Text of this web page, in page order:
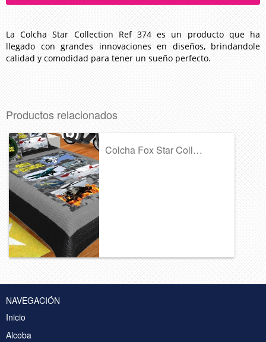
La Colcha Star Collection Ref 374 es un producto que ha
llegado con grandes innovaciones en diseños, brindandole
calidad y comodidad para tener un sueño perfecto.
Productos relacionados
Colcha Fox Star Collection Ref 360
NAVEGACIÓN
Inicio
Alcoba